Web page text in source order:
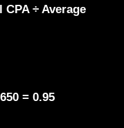
÷ Average
= 0.95